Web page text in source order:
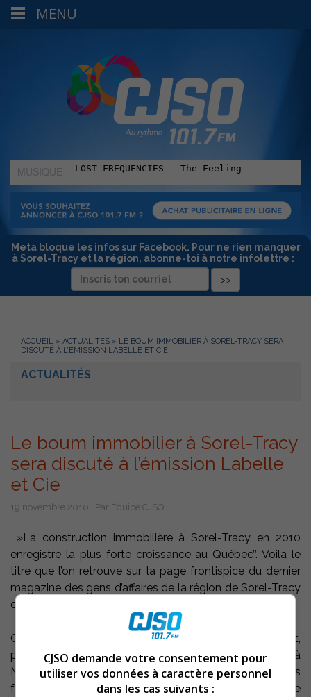
MUSIQUE
:
Meta bloque les infos sur Facebook. Pour ne rien manquer
à Sorel-Tracy et la région, abonne-toi à notre infolettre :
ACCUEIL » ACTUALITÉS » LE BOUM IMMOBILIER À SOREL-TRACY SERA
DISCUTÉ À L’ÉMISSION LABELLE ET CIE
ACTUALITÉS
Le boum immobilier à Sorel-Tracy
sera discuté à l’émission Labelle
et Cie
19 novembre 2010 | Par Équipe CJSO
»La construction immobilière à Sorel-Tracy en 2010
enregistre la plus forte croissance au Québec’’. Voila le
titre que l’on retrouve sur la page frontispice du dernier
magazine des gens d’affaires de la région de Sorel-Tracy
et région ’’ContactAffaires’’.
Ces nouvelles maisons sont habitées, majoritairement,
par des gens ’’victimes’’ de l’étalement urbain. Travailler à
Montréal…Oui. Par contre, y vivre coûte la peau des
fesses. Sorel-Tracy offre donc une alternative
MENU
CJSO demande votre consentement pour
utiliser vos données à caractère personnel
dans les cas suivants :